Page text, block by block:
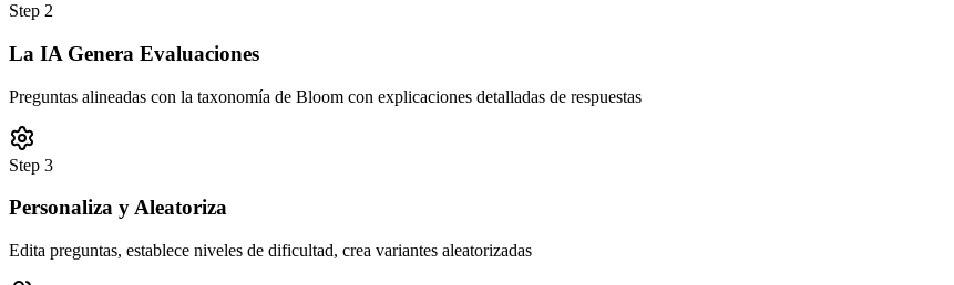
Step 2
La IA Genera Evaluaciones
Preguntas alineadas con la taxonomía de Bloom con explicaciones detalladas de respuestas
Step 3
Personaliza y Aleatoriza
Edita preguntas, establece niveles de dificultad, crea variantes aleatorizadas